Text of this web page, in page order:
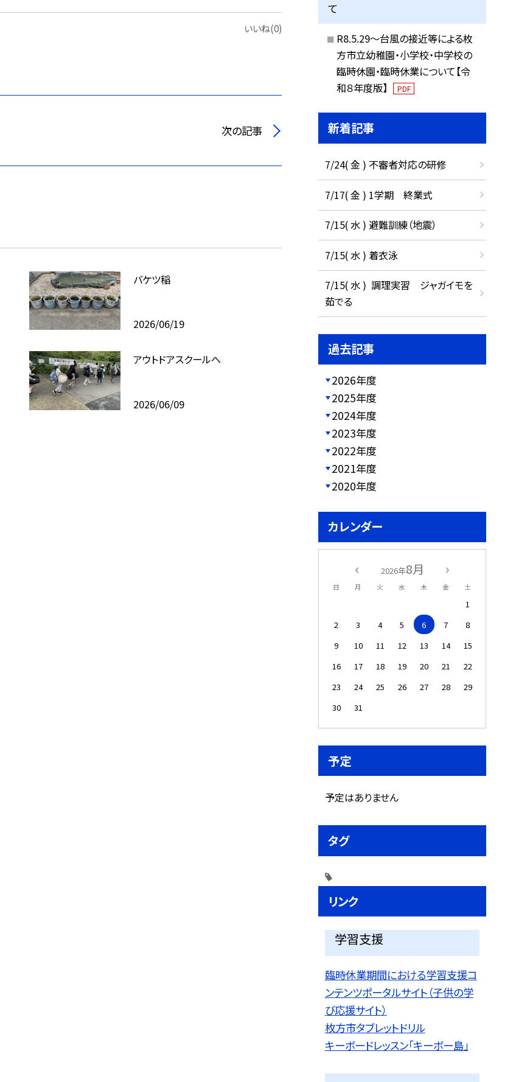
いいね(0)
次の記事
バケツ稲
2026/06/19
アウトドアスクールへ
2026/06/09
て
R8.5.29～台風の接近等による枚
方市立幼稚園・小学校・中学校の
臨時休園・臨時休業について【令
和８年度版】
PDF
新着記事
7/24( 金 ) 不審者対応の研修
7/17( 金 ) 1学期 終業式
7/15( 水 ) 避難訓練（地震）
7/15( 水 ) 着衣泳
7/15( 水 ) 調理実習 ジャガイモを
茹でる
過去記事
2026年度
2025年度
2024年度
2023年度
2022年度
2021年度
2020年度
カレンダー
2026年8月
日 月 火 水 木 金 土
1
2
3 4 5 6 7
8
9
10 11 12 13 14
15
16
17 18 19 20 21
22
23
24 25 26 27 28
29
30
31
予定
予定はありません
タグ
リンク
学習支援
臨時休業期間における学習支援コ
ンテンツポータルサイト（子供の学
び応援サイト）
枚方市タブレットドリル
キーボードレッスン「キーボー島」